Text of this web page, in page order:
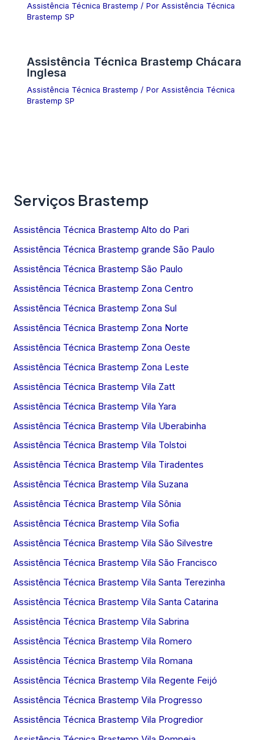
Assistência Técnica Brastemp / PorAssistência Técnica
Brastemp SP
Assistência Técnica Brastemp Chácara
Inglesa
Assistência Técnica Brastemp / PorAssistência Técnica
Brastemp SP
Serviços Brastemp
Assistência Técnica Brastemp Alto do Pari
Assistência Técnica Brastemp grande São Paulo
Assistência Técnica Brastemp São Paulo
Assistência Técnica Brastemp Zona Centro
Assistência Técnica Brastemp Zona Sul
Assistência Técnica Brastemp Zona Norte
Assistência Técnica Brastemp Zona Oeste
Assistência Técnica Brastemp Zona Leste
Assistência Técnica Brastemp Vila Zatt
Assistência Técnica Brastemp Vila Yara
Assistência Técnica Brastemp Vila Uberabinha
Assistência Técnica Brastemp Vila Tolstoi
Assistência Técnica Brastemp Vila Tiradentes
Assistência Técnica Brastemp Vila Suzana
Assistência Técnica Brastemp Vila Sônia
Assistência Técnica Brastemp Vila Sofia
Assistência Técnica Brastemp Vila São Silvestre
Assistência Técnica Brastemp Vila São Francisco
Assistência Técnica Brastemp Vila Santa Terezinha
Assistência Técnica Brastemp Vila Santa Catarina
Assistência Técnica Brastemp Vila Sabrina
Assistência Técnica Brastemp Vila Romero
Assistência Técnica Brastemp Vila Romana
Assistência Técnica Brastemp Vila Regente Feijó
Assistência Técnica Brastemp Vila Progresso
Assistência Técnica Brastemp Vila Progredior